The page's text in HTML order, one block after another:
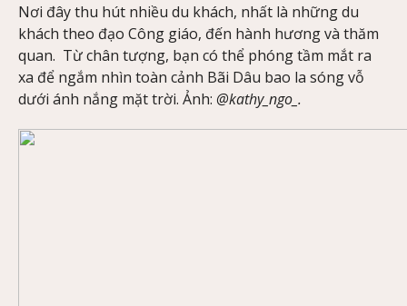
Nơi đây thu hút nhiều du khách, nhất là những du
khách theo đạo Công giáo, đến hành hương và thăm
quan. Từ chân tượng, bạn có thể phóng tầm mắt ra
xa để ngắm nhìn toàn cảnh Bãi Dâu bao la sóng vỗ
dưới ánh nắng mặt trời. Ảnh: @kathy_ngo_.